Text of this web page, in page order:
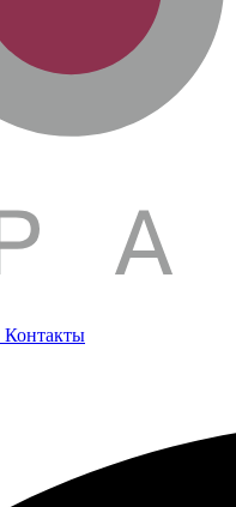
Контакты